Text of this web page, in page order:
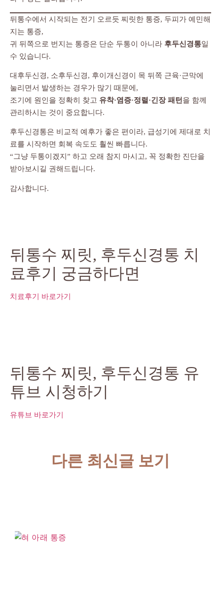
뒤통수에서 시작되는 전기 오르듯 찌릿한 통증, 두피가 예민해
지는 통증,
귀 뒤쪽으로 번지는 통증은 단순 두통이 아니라 후두신경통일
수 있습니다.
대후두신경, 소후두신경, 후이개신경이 목 뒤쪽 근육·근막에
눌리면서 발생하는 경우가 많기 때문에,
조기에 원인을 정확히 찾고 유착·염증·정렬·긴장 패턴 을 함께
관리하시는 것이 중요합니다.
후두신경통은 비교적 예후가 좋은 편이라, 급성기에 제대로 치
료를 시작하면 회복 속도도 훨씬 빠릅니다.
“그냥 두통이겠지” 하고 오래 참지 마시고, 꼭 정확한 진단을
받아보시길 권해드립니다.
감사합니다.
뒤통수 찌릿, 후두신경통 치
료후기 궁금하다면
치료후기 바로가기
뒤통수 찌릿, 후두신경통 유
튜브 시청하기
유튜브 바로가기
다른 최신글 보기